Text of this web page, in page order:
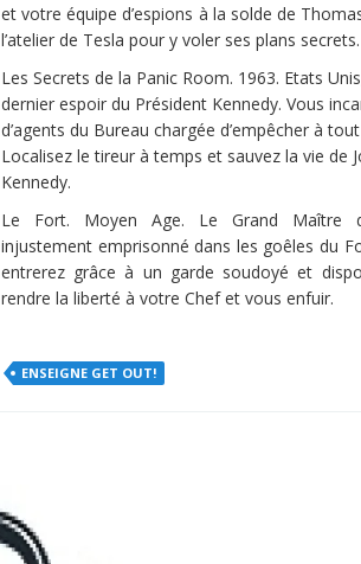
et votre équipe d’espions à la solde de
l’atelier de Tesla pour y voler ses plans secrets.
Les Secrets de la Panic Room. 1963. Etats
dernier espoir du Président Kennedy. Vous
d’agents du Bureau chargée d’empêcher à
Localisez le tireur à temps et sauvez la vie de
Kennedy.
Le Fort. Moyen Age. Le Grand Maître
injustement emprisonné dans les goêles du
entrerez grâce à un garde soudoyé et
rendre la liberté à votre Chef et vous enfuir.
ENSEIGNE GET OUT!